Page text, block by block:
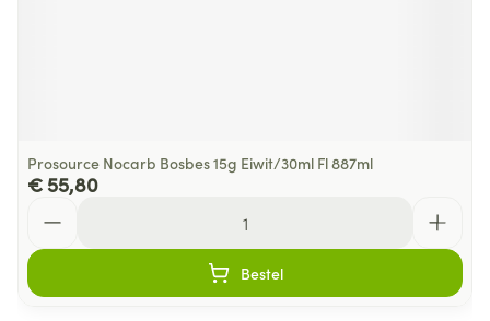
Prosource Nocarb Bosbes 15g Eiwit/30ml Fl 887ml
€ 55,80
Bestel